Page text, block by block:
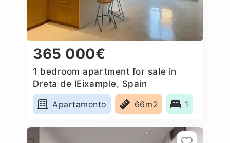
365 000€
1 bedroom apartment for sale in
Dreta de lEixample, Spain
Apartamento
66m2 1